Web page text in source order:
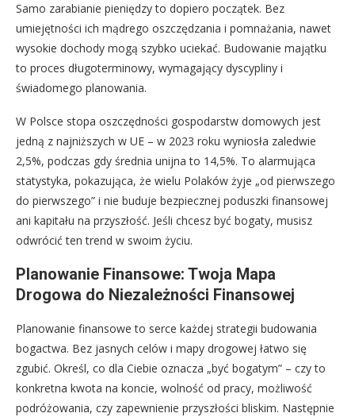
Samo zarabianie pieniędzy to dopiero początek. Bez
umiejętności ich mądrego oszczędzania i pomnażania, nawet
wysokie dochody mogą szybko uciekać. Budowanie majątku
to proces długoterminowy, wymagający dyscypliny i
świadomego planowania.
W Polsce stopa oszczędności gospodarstw domowych jest
jedną z najniższych w UE – w 2023 roku wyniosła zaledwie
2,5%, podczas gdy średnia unijna to 14,5%. To alarmująca
statystyka, pokazująca, że wielu Polaków żyje „od pierwszego
do pierwszego” i nie buduje bezpiecznej poduszki finansowej
ani kapitału na przyszłość. Jeśli chcesz być bogaty, musisz
odwrócić ten trend w swoim życiu.
Planowanie Finansowe: Twoja Mapa
Drogowa do Niezależności Finansowej
Planowanie finansowe to serce każdej strategii budowania
bogactwa. Bez jasnych celów i mapy drogowej łatwo się
zgubić. Określ, co dla Ciebie oznacza „być bogatym” – czy to
konkretna kwota na koncie, wolność od pracy, możliwość
podróżowania, czy zapewnienie przyszłości bliskim. Następnie